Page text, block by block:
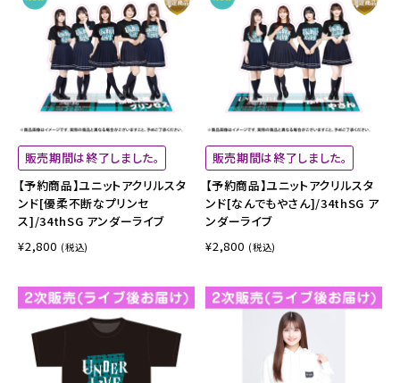
販売期間は終了しました。
【予約商品】ユニットアクリルスタ
ンド[優柔不断なプリンセ
ス]/34thSG アンダーライブ
¥2,800 (税込)
販売期間は終了しました。
【予約商品】ユニットアクリルスタ
ンド[なんでもやさん]/34thSG ア
ンダーライブ
¥2,800 (税込)